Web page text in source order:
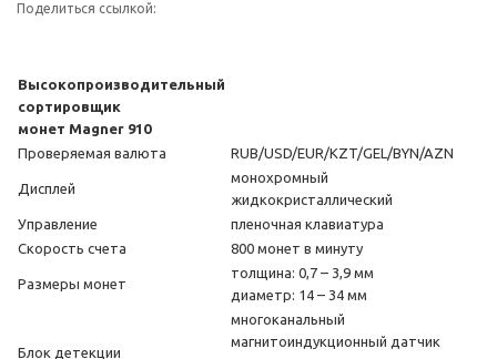
Поделиться ссылкой:
Высокопроизводительный
сортировщик
монет Magner 910
Проверяемая валюта
RUB/USD/EUR/KZT/GEL/BYN/AZN
Дисплей
монохромный
жидкокристаллический
Управление
пленочная клавиатура
Скорость счета
800 монет в минуту
Размеры монет
толщина: 0,7 – 3,9 мм
диаметр: 14 – 34 мм
Блок детекции
многоканальный
магнитоиндукционный датчик